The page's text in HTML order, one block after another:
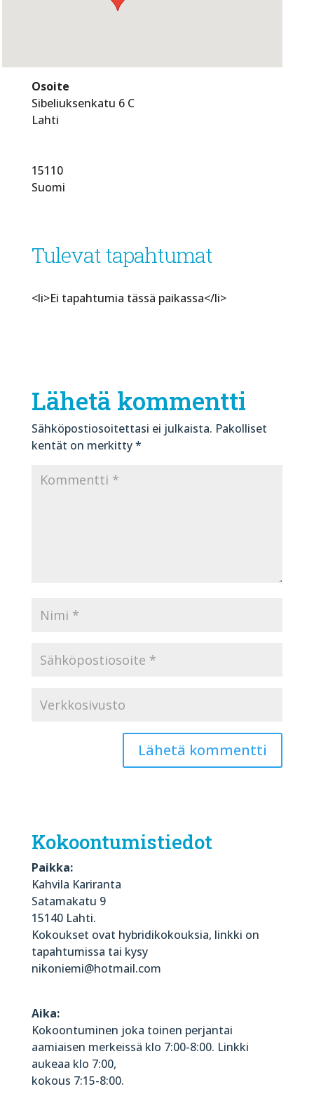
Osoite
Sibeliuksenkatu 6 C
Lahti
15110
Suomi
Tulevat tapahtumat
<li>Ei tapahtumia tässä paikassa</li>
Lähetä kommentti
Sähköpostiosoitettasi ei julkaista. Pakolliset
kentät on merkitty*
Kokoontumistiedot
Paikka:
Kahvila Kariranta
Satamakatu 9
15140 Lahti.
Kokoukset ovat hybridikokouksia, linkki on
tapahtumissa tai kysy
nikoniemi@hotmail.com
Aika:
Kokoontuminen joka toinen perjantai
aamiaisen merkeissä klo 7:00-8:00. Linkki
aukeaa klo 7:00,
kokous 7:15-8:00.